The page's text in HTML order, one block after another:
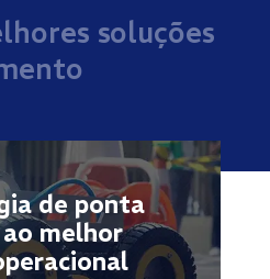
soluções
de ponta
melhor